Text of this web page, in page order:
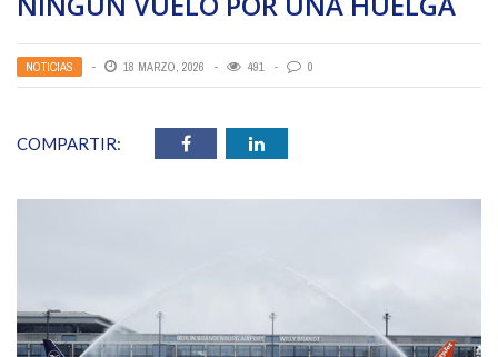
NOTICIAS 18 MARZO, 2026 491 0
COMPARTIR: